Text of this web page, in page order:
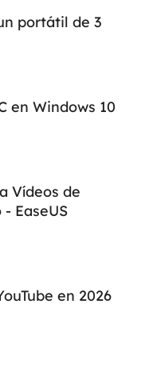
portátil de 3
en Windows 10
Vídeos de
EaseUS
en 2026